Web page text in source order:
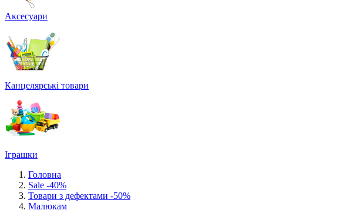
Аксесуари
Канцелярські товари
Іграшки
Головна
Sale -40%
Товари з дефектами -50%
Малюкам